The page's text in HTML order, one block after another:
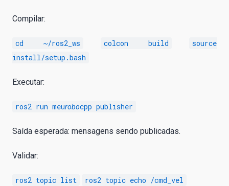
Compilar:
cd ~/ros2_ws colcon build
source
install/setup.bash
Executar:
ros2 run meurobocpp publisher
Saída esperada: mensagens sendo publicadas.
Validar:
ros2 topic list ros2 topic echo /cmd_vel